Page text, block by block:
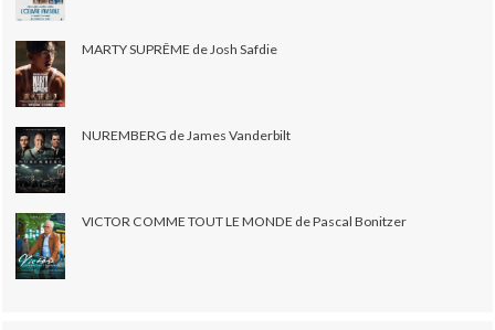
MARTY SUPRÊME de Josh Safdie
NUREMBERG de James Vanderbilt
VICTOR COMME TOUT LE MONDE de Pascal Bonitzer